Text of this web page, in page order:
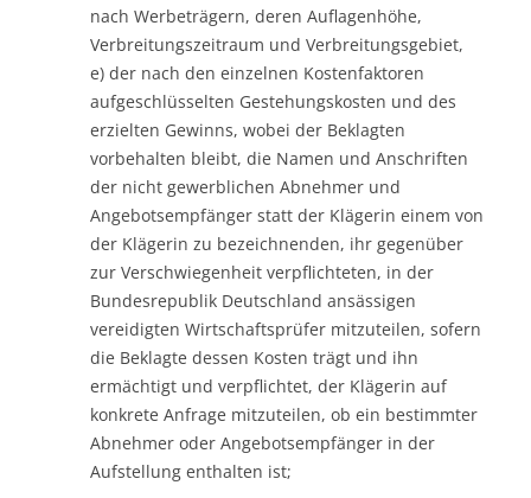
nach Werbeträgern, deren Auflagenhöhe,
Verbreitungszeitraum und Verbreitungsgebiet,
e) der nach den einzelnen Kostenfaktoren
aufgeschlüsselten Gestehungskosten und des
erzielten Gewinns, wobei der Beklagten
vorbehalten bleibt, die Namen und Anschriften
der nicht gewerblichen Abnehmer und
Angebotsempfänger statt der Klägerin einem von
der Klägerin zu bezeichnenden, ihr gegenüber
zur Verschwiegenheit verpflichteten, in der
Bundesrepublik Deutschland ansässigen
vereidigten Wirtschaftsprüfer mitzuteilen, sofern
die Beklagte dessen Kosten trägt und ihn
ermächtigt und verpflichtet, der Klägerin auf
konkrete Anfrage mitzuteilen, ob ein bestimmter
Abnehmer oder Angebotsempfänger in der
Aufstellung enthalten ist;